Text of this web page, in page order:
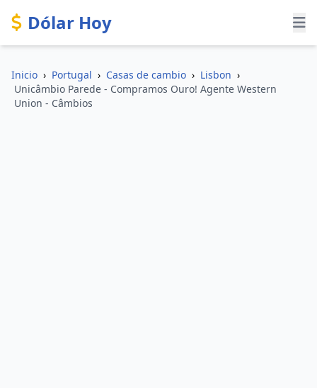
Dólar Hoy
Inicio › Portugal › Casas de cambio › Lisbon ›
Unicâmbio Parede - Compramos Ouro! Agente Western
Union - Câmbios